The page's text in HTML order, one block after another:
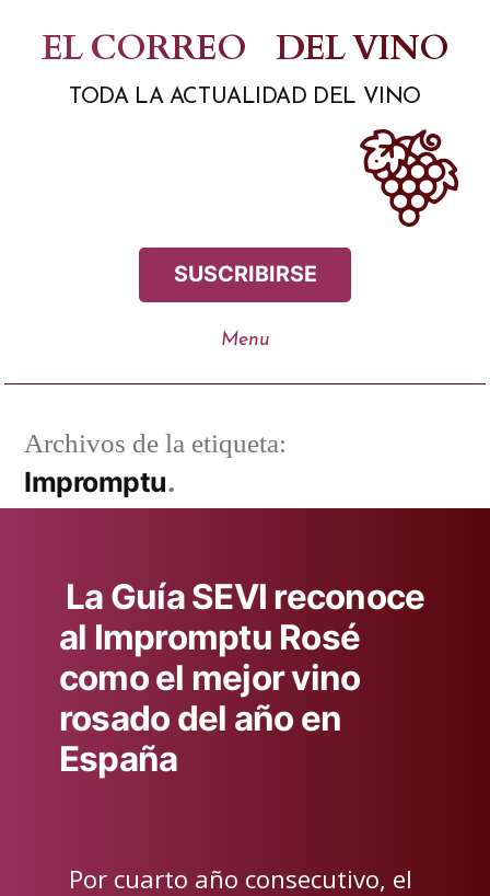
contenido
EL CORREO DEL VINO
TODA LA ACTUALIDAD DEL VINO
SUSCRIBIRSE
Archivos de la etiqueta:
Impromptu
La Guía SEVI reconoce
al Impromptu Rosé
como el mejor vino
rosado del año en
España
Por cuarto año consecutivo, el